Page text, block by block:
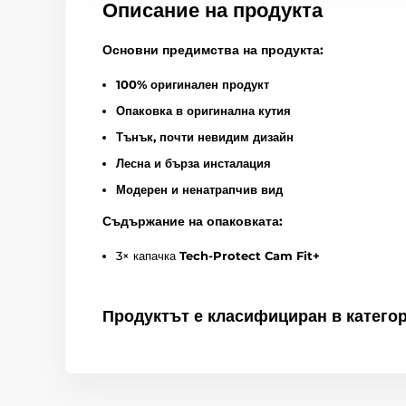
Описание на продукта
Основни предимства на продукта:
100% оригинален продукт
Опаковка в оригинална кутия
Тънък, почти невидим дизайн
Лесна и бърза инсталация
Модерен и ненатрапчив вид
Съдържание на опаковката:
3× капачка Tech-Protect Cam Fit+
Продуктът е класифициран в